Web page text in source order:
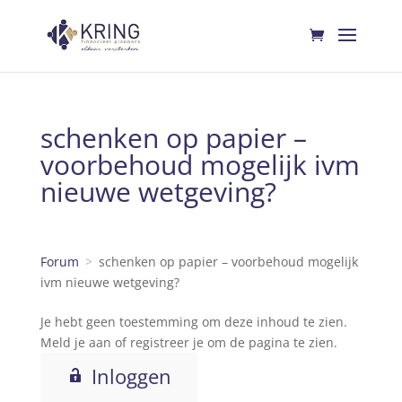
schenken op papier –
voorbehoud mogelijk ivm
nieuwe wetgeving?
Forum
schenken op papier – voorbehoud mogelijk
ivm nieuwe wetgeving?
Je hebt geen toestemming om deze inhoud te zien.
Meld je aan of registreer je om de pagina te zien.
Inloggen